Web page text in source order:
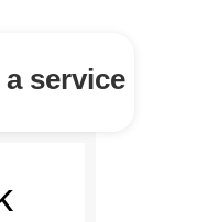
service